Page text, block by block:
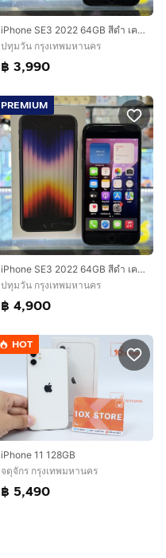
iPhone SE3 2022 64GB สีดำ เครื่องศูนย์ โมเดลTH สภาพสวยมากๆ รองรับ5G สุขภาพแบต77% เครื่องใช้งานดีเยี่ยม ครบยกกล่อง🔥🔥
ปทุมวัน กรุงเทพมหานคร
฿ 3,990
PREMIUM
iPhone SE3 2022 64GB สีดำ เครื่องศูนย์ โมเดลTH สภาพสวยมากๆ รองรับ5G สุขภาพแบต89% เครื่องใช้งานดีเยี่ยม ครบยกกล่อง🔥🔥
ปทุมวัน กรุงเทพมหานคร
฿ 4,900
HOT
iPhone 11 128GB
จตุจักร กรุงเทพมหานคร
฿ 5,490